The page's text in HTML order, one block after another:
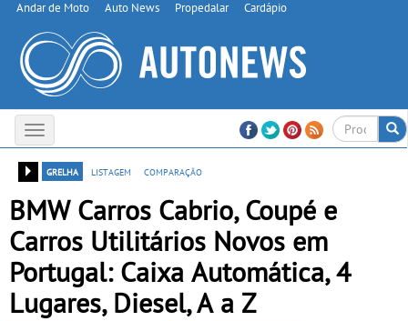
Andar de Moto Auto News Propedalar Cardápio
Toggle
navigation
grelha
listagem comparação
BMW Carros Cabrio, Coupé e
Carros Utilitários Novos em
Portugal: Caixa Automática, 4
Lugares, Diesel, A a Z